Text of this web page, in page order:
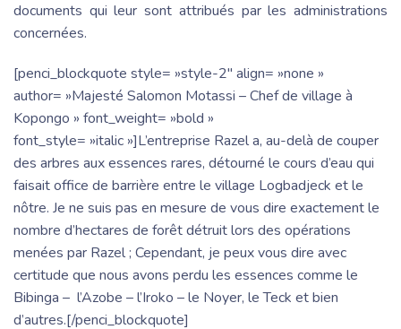
documents qui leur sont attribués par les administrations
concernées.
[penci_blockquote style= »style-2″ align= »none »
author= »Majesté Salomon Motassi – Chef de village à
Kopongo » font_weight= »bold »
font_style= »italic »]L’entreprise Razel a, au-delà de couper
des arbres aux essences rares, détourné le cours d’eau qui
faisait office de barrière entre le village Logbadjeck et le
nôtre. Je ne suis pas en mesure de vous dire exactement le
nombre d’hectares de forêt détruit lors des opérations
menées par Razel ; Cependant, je peux vous dire avec
certitude que nous avons perdu les essences comme le
Bibinga – l’Azobe – l’Iroko – le Noyer, le Teck et bien
d’autres.[/penci_blockquote]